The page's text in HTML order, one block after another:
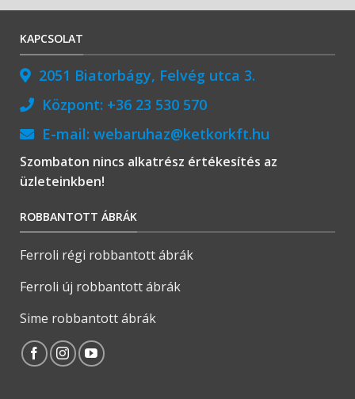
KAPCSOLAT
2051 Biatorbágy, Felvég utca 3.
Központ: +36 23 530 570
E-mail: webaruhaz@ketkorkft.hu
Szombaton nincs alkatrész értékesítés az
üzleteinkben!
ROBBANTOTT ÁBRÁK
Ferroli régi robbantott ábrák
Ferroli új robbantott ábrák
Sime robbantott ábrák